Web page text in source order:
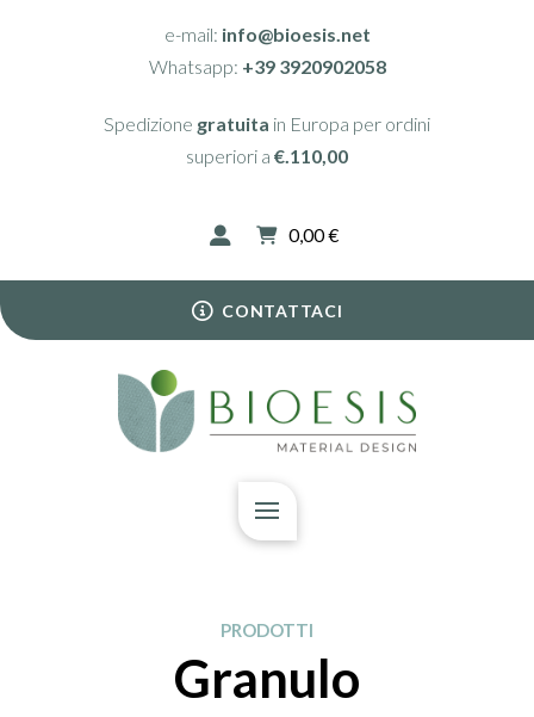
e-mail: info@bioesis.net
Whatsapp: +39 3920902058
Spedizione gratuita in Europa per ordini
superiori a €.110,00
0,00€
CONTATTACI
PRODOTTI
Granulo